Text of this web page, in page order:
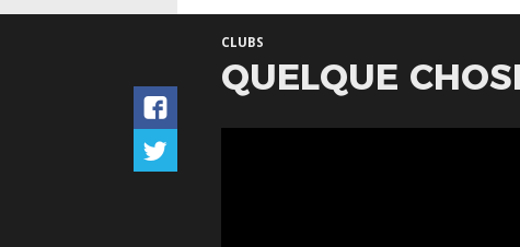
CLUBS
QUELQUE